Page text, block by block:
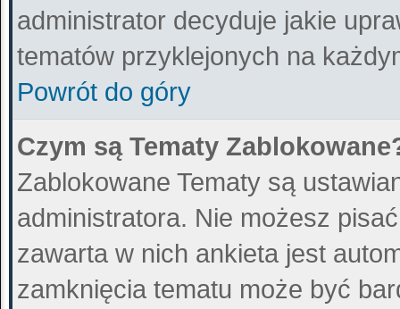
administrator decyduje jakie
tematów przyklejonych na
Powrót do góry
Czym są Tematy
Zablokowane Tematy są
administratora. Nie możesz
zawarta w nich ankieta jest
zamknięcia tematu może być